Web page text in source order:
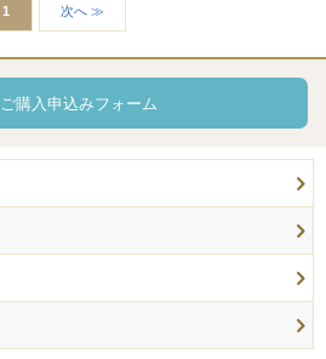
1 次へ ≫
ご購入申込みフォーム